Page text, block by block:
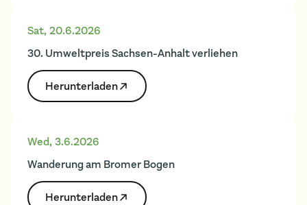
Sat, 20.6.2026
30. Umweltpreis Sachsen-Anhalt verliehen
Herunter­laden
Wed, 3.6.2026
Wanderung am Bromer Bogen
Herunter­laden